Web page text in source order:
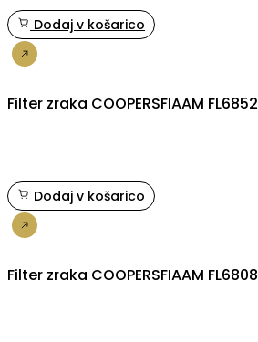
Dodaj v košarico
Filter zraka COOPERSFIAAM FL6852
Dodaj v košarico
Filter zraka COOPERSFIAAM FL6808